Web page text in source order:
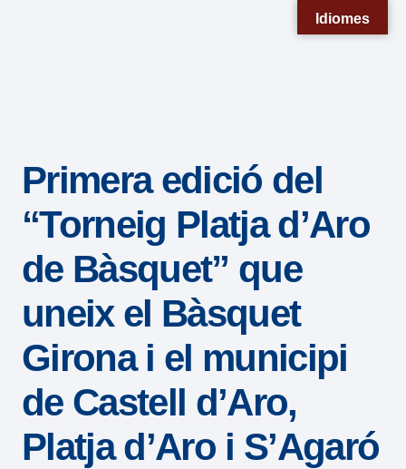
sistema
accesibilidad.
Primera edició del
“Torneig Platja d’Aro
de Bàsquet” que
uneix el Bàsquet
Girona i el municipi
de Castell d’Aro,
Platja d’Aro i S’Agaró
Idiomes